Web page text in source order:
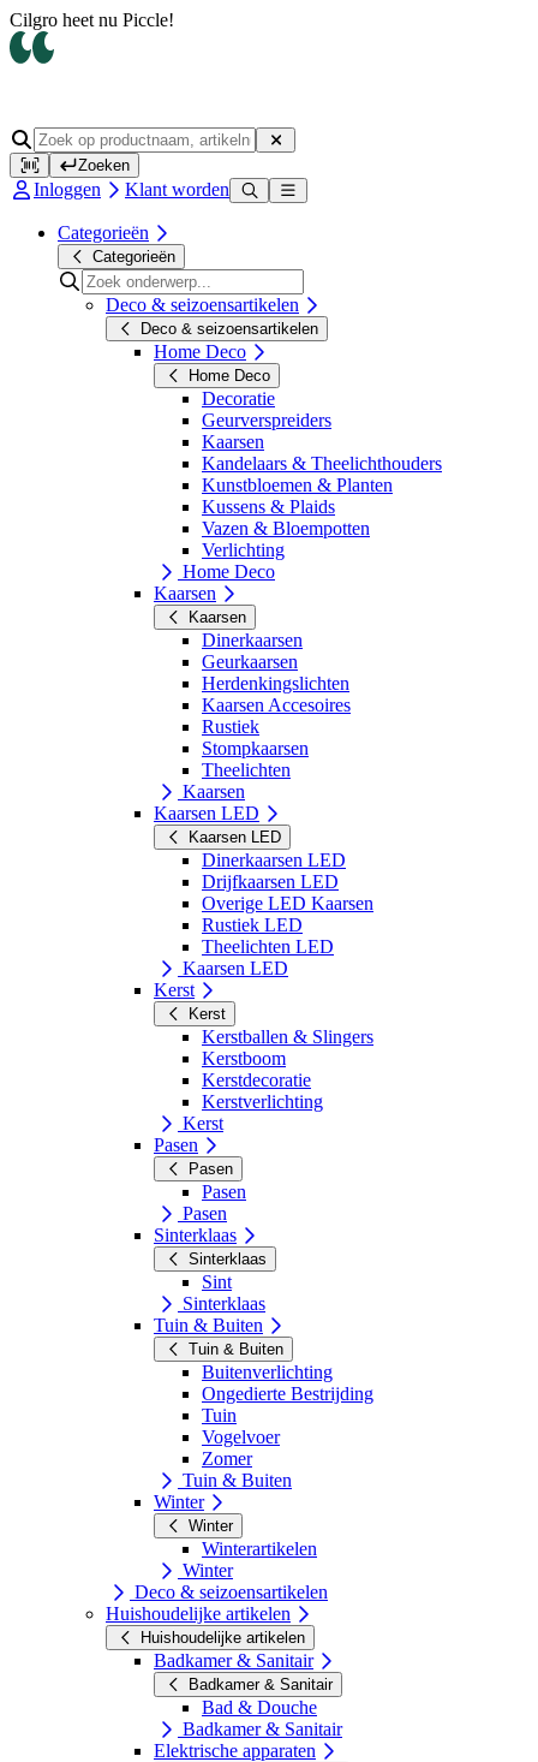
Op werkdagen voor 14.00 uur besteld, dezelfde dag verzonden
Zoeken
Inloggen Klant worden
Categorieën
Categorieën
Deco & seizoensartikelen
Deco & seizoensartikelen
Home Deco
Home Deco
Decoratie
Geurverspreiders
Kaarsen
Kandelaars & Theelichthouders
Kunstbloemen & Planten
Kussens & Plaids
Vazen & Bloempotten
Verlichting
Home Deco
Kaarsen
Kaarsen
Dinerkaarsen
Geurkaarsen
Herdenkingslichten
Kaarsen Accesoires
Rustiek
Stompkaarsen
Theelichten
Kaarsen
Kaarsen LED
Kaarsen LED
Dinerkaarsen LED
Drijfkaarsen LED
Overige LED Kaarsen
Rustiek LED
Theelichten LED
Kaarsen LED
Kerst
Kerst
Kerstballen & Slingers
Kerstboom
Kerstdecoratie
Kerstverlichting
Kerst
Pasen
Pasen
Pasen
Pasen
Sinterklaas
Sinterklaas
Sint
Sinterklaas
Tuin & Buiten
Tuin & Buiten
Buitenverlichting
Ongedierte Bestrijding
Tuin
Vogelvoer
Zomer
Tuin & Buiten
Winter
Winter
Winterartikelen
Winter
Deco & seizoensartikelen
Huishoudelijke artikelen
Huishoudelijke artikelen
Badkamer & Sanitair
Badkamer & Sanitair
Bad & Douche
Badkamer & Sanitair
Elektrische apparaten